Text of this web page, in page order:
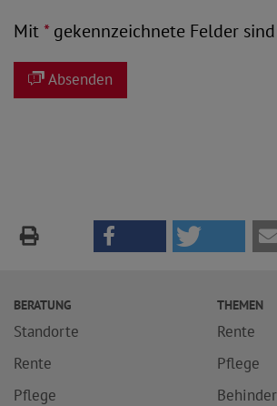
Mit*gekennzeichnete Felder
Absenden
BERATUNG
Standorte
Rente
Pflege
THEMEN
Rente
Pflege